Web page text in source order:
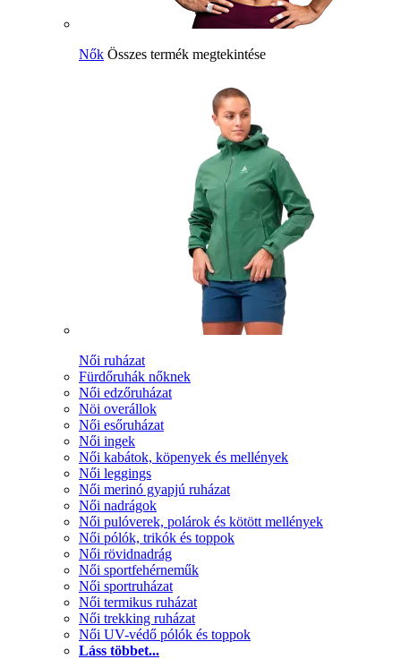
Nők Összes termék megtekintése
Női ruházat
Fürdőruhák nőknek
Női edzőruházat
Nöi overállok
Női esőruházat
Női ingek
Női kabátok, köpenyek és mellények
Női leggings
Női merinó gyapjú ruházat
Női nadrágok
Női pulóverek, polárok és kötött mellények
Női pólók, trikók és toppok
Női rövidnadrág
Női sportfehérneműk
Női sportruházat
Női termikus ruházat
Női trekking ruházat
Női UV-védő pólók és toppok
Láss többet...